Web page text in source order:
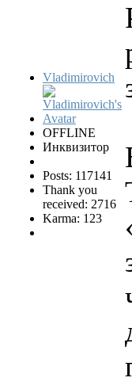
Vladimirovich
OFFLINE
Инквизитор
Posts: 117141
Thank you
received: 2716
Karma: 123